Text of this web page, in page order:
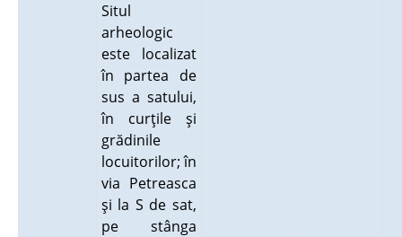
Situl
arheologic
este localizat
în partea de
sus a satului,
în curţile şi
grădinile
locuitorilor; în
via Petreasca
şi la S de sat,
pe stânga